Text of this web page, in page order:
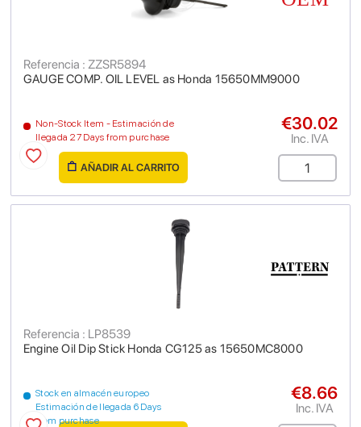
GAUGE COMP. OIL LEVEL as Honda 15650MM9000
Referencia : ZZSR5894
Non-Stock Item - Estimación de
llegada 27 Days from purchase
€30.02
Inc. IVA
AÑADIR AL CARRITO
Engine Oil Dip Stick Honda CG125 as 15650MC8000
Referencia : LP8539
Stock en almacén europeo
Estimación de llegada 6 Days
from purchase
€8.66
Inc. IVA